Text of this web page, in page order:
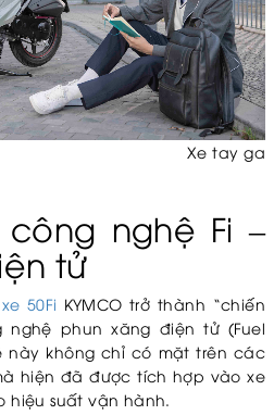
ga
nghệ Fi –
tử
xe 50Fi KYMCO trở thành “chiến
nghệ phun xăng điện tử (Fuel
này không chỉ có mặt trên các
hiện đã được tích hợp vào xe
hiệu suất vận hành.